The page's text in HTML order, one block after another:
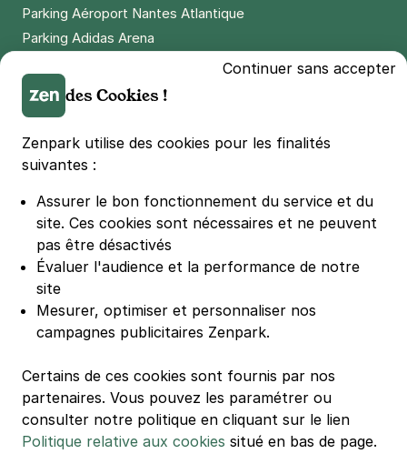
Parking Aéroport Nantes Atlantique
Parking Adidas Arena
Parking LDLC Arena
Parking Stade Pierre Mauroy
Parking Groupama Stadium
Parking Vélodrome
Parking Bercy
Parking La Défense Arena
Parking Les 4 temps
Parking Nation
Parking Porte de Versailles
Parking Lille Grand Palais
Parking Casino Barrière Lille
🌍 Passer de 130 à 110 km/h sur autoroute réduit votre
Continuer sans accepter
des Cookies !
Zenpark utilise des cookies pour les finalités
suivantes :
Assurer le bon fonctionnement du service et du
site. Ces cookies sont nécessaires et ne peuvent
pas être désactivés
Évaluer l'audience et la performance de notre
site
Mesurer, optimiser et personnaliser nos
campagnes publicitaires Zenpark.
Certains de ces cookies sont fournis par nos
partenaires. Vous pouvez les paramétrer ou
consulter notre politique en cliquant sur le lien
Politique relative aux cookies situé en bas de page.